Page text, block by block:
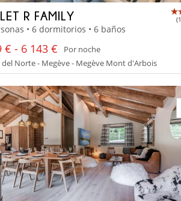
R FAMILY
• 6 dormitorios • 6 baños
€ - 6 143 €
Por noche
Norte - Megève - Megève Mont d'Arbois